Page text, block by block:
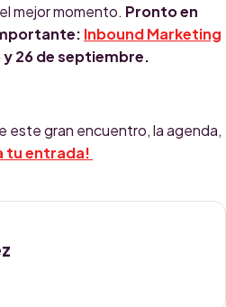
mejor momento. Pronto en
Inbound Marketing
y 26 de septiembre.
este gran encuentro, la agenda,
tu entrada!